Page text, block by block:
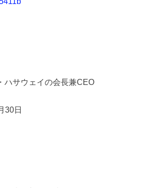
ハサウェイの会長兼CEO
30日